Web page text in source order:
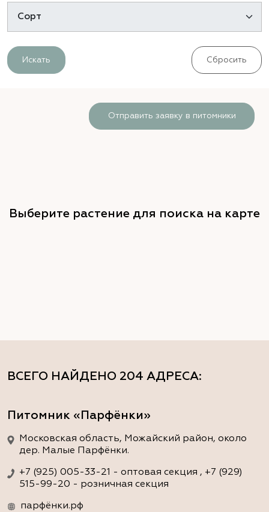
Искать Сбросить
ВСЕГО НАЙДЕНО 204 АДРЕСА:
Питомник «Парфёнки»
Московская область, Можайский район, около
дер. Малые Парфёнки.
+7 (925) 005-33-21 - оптовая секция , +7 (929)
515-99-20 - розничная секция
парфёнки.рф
Отправить заявку в питомники
Выберите растение для поиска на карте